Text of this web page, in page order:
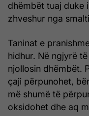
dhëmbët tuaj duke
zhveshur nga
Taninat e
hidhur. Në ngjyrë
njollosin dhëmbët.
çaji përpunohet,
më shumë të
oksidohet dhe aq